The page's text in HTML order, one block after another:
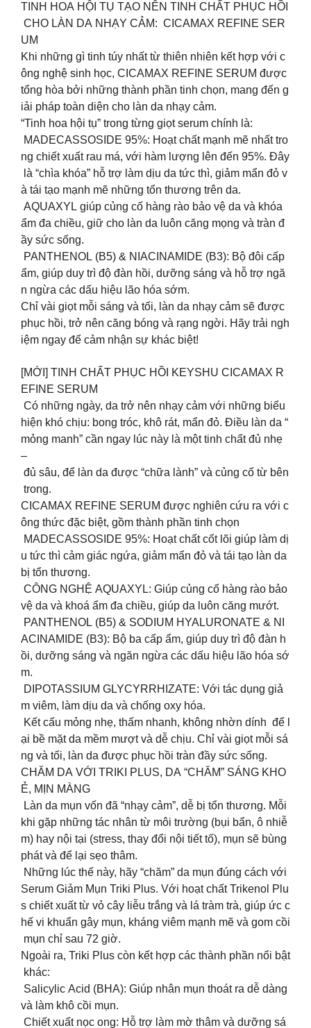
TINH HOA HỘI TỤ TẠO NÊN TINH CHẤT PHỤC HỒI
CHO LÀN DA NHẠY CẢM: CICAMAX REFINE SER
UM
Khi những gì tinh túy nhất từ thiên nhiên kết hợp với c
ông nghệ sinh học, CICAMAX REFINE SERUM được
tổng hòa bởi những thành phần tinh chọn, mang đến g
iải pháp toàn diện cho làn da nhạy cảm.
“Tinh hoa hội tụ” trong từng giọt serum chính là:
MADECASSOSIDE 95%: Hoạt chất mạnh mẽ nhất tro
ng chiết xuất rau má, với hàm lượng lên đến 95%. Đây
là “chìa khóa” hỗ trợ làm dịu da tức thì, giảm mẩn đỏ v
à tái tạo mạnh mẽ những tổn thương trên da.
AQUAXYL giúp củng cố hàng rào bảo vệ da và khóa
ẩm đa chiều, giữ cho làn da luôn căng mọng và tràn đ
ầy sức sống.
PANTHENOL (B5) & NIACINAMIDE (B3): Bộ đôi cấp
ẩm, giúp duy trì độ đàn hồi, dưỡng sáng và hỗ trợ ngă
n ngừa các dấu hiệu lão hóa sớm.
Chỉ vài giọt mỗi sáng và tối, làn da nhạy cảm sẽ được
phục hồi, trở nên căng bóng và rạng ngời. Hãy trải ngh
iệm ngay để cảm nhận sự khác biệt!
[MỚI] TINH CHẤT PHỤC HỒI KEYSHU CICAMAX R
EFINE SERUM
Có những ngày, da trở nên nhạy cảm với những biểu
hiện khó chịu: bong tróc, khô rát, mẩn đỏ. Điều làn da “
mỏng manh” cần ngay lúc này là một tinh chất đủ nhẹ
–
đủ sâu, để làn da được “chữa lành” và củng cố từ bên
trong.
CICAMAX REFINE SERUM được nghiên cứu ra với c
ông thức đặc biệt, gồm thành phần tinh chọn
MADECASSOSIDE 95%: Hoạt chất cốt lõi giúp làm dị
u tức thì cảm giác ngứa, giảm mẩn đỏ và tái tạo làn da
bị tổn thương.
CÔNG NGHỆ AQUAXYL: Giúp củng cố hàng rào bảo
vệ da và khoá ẩm đa chiều, giúp da luôn căng mướt.
PANTHENOL (B5) & SODIUM HYALURONATE & NI
ACINAMIDE (B3): Bộ ba cấp ẩm, giúp duy trì độ đàn h
ồi, dưỡng sáng và ngăn ngừa các dấu hiệu lão hóa sớ
m.
DIPOTASSIUM GLYCYRRHIZATE: Với tác dụng giả
m viêm, làm dịu da và chống oxy hóa.
Kết cấu mỏng nhẹ, thấm nhanh, không nhờn dính để l
ại bề mặt da mềm mượt và dễ chịu. Chỉ vài giọt mỗi sá
ng và tối, làn da được phục hồi tràn đầy sức sống.
CHĂM DA VỚI TRIKI PLUS, DA “CHĂM” SÁNG KHO
Ẻ, MỊN MÀNG
Làn da mụn vốn đã “nhạy cảm”, dễ bị tổn thương. Mỗi
khi gặp những tác nhân từ môi trường (bụi bẩn, ô nhiễ
m) hay nội tại (stress, thay đổi nội tiết tố), mụn sẽ bùng
phát và để lại sẹo thâm.
Những lúc thế này, hãy “chăm” da mụn đúng cách với
Serum Giảm Mụn Triki Plus. Với hoạt chất Trikenol Plu
s chiết xuất từ vỏ cây liễu trắng và lá tràm trà, giúp ức c
hế vi khuẩn gây mụn, kháng viêm mạnh mẽ và gom cồi
mụn chỉ sau 72 giờ. ️
Ngoài ra, Triki Plus còn kết hợp các thành phần nổi bật
khác:
️ Salicylic Acid (BHA): Giúp nhân mụn thoát ra dễ dàng
và làm khô cồi mụn.
️ Chiết xuất nọc ong: Hỗ trợ làm mờ thâm và dưỡng sá